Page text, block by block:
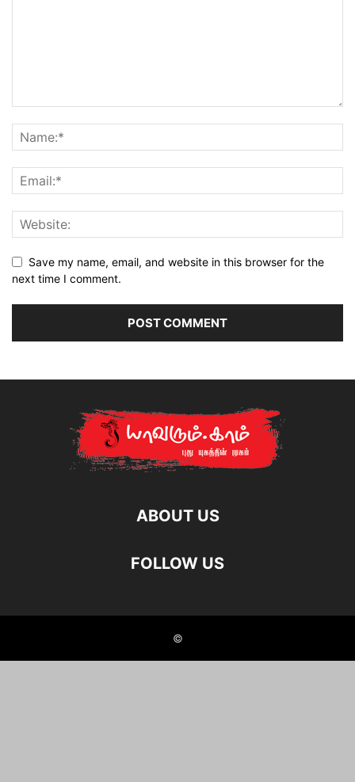
Save my name, email, and website in this browser for the
next time I comment.
ABOUT US
FOLLOW US
©